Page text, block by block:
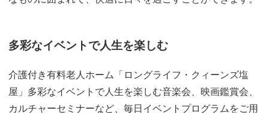
多彩なイベントで人生を楽しむ
介護付き有料老人ホーム「ロングライフ・クィーンズ塩
屋」多彩なイベントで人生を楽しむ音楽会、映画鑑賞会、
カルチャーセミナーなど、毎日イベントプログラムをご用